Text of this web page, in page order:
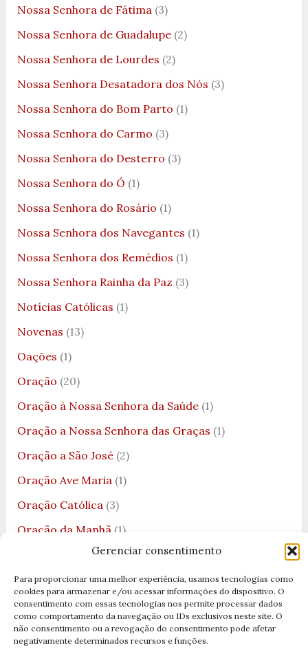
Gerenciar consentimento
Para proporcionar uma melhor experiência, usamos tecnologias como
cookies para armazenar e/ou acessar informações do dispositivo. O
consentimento com essas tecnologias nos permite processar dados
como comportamento da navegação ou IDs exclusivos neste site. O
não consentimento ou a revogação do consentimento pode afetar
negativamente determinados recursos e funções.
Nossa Senhora de Fátima(3)
Nossa Senhora de Guadalupe(2)
Nossa Senhora de Lourdes (2)
Nossa Senhora Desatadora dos Nós (3)
Nossa Senhora do Bom Parto (1)
Nossa Senhora do Carmo (3)
Nossa Senhora do Desterro (3)
Nossa Senhora do Ó (1)
Nossa Senhora do Rosário (1)
Nossa Senhora dos Navegantes (1)
Nossa Senhora dos Remédios (1)
Nossa Senhora Rainha da Paz (3)
Notícias Católicas (1)
Novenas (13)
Oações (1)
Oração (20)
Oração à Nossa Senhora da Saúde(1)
Oração a Nossa Senhora das Graças (1)
Oração a São José(2)
Oração Ave Maria(1)
Oração Católica(3)
Oração da Manhã (1)
Oração da Medalha de São Bento(1)
Oração da Noite(2)
Oração da Noite para Dormir(1)
Oração das 7 Chaves(1)